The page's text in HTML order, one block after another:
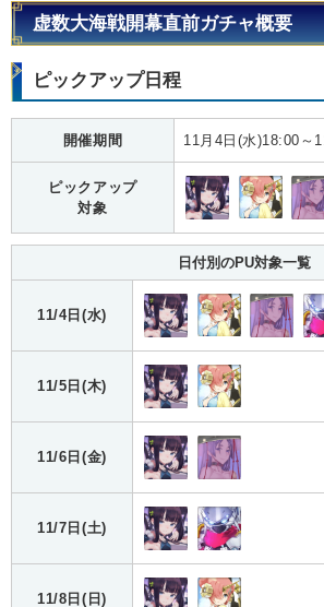
虚数大海戦開幕直前ガチャ概要
ピックアップ日程
開催期間 11月4日(水)18:00～
ピックアップ
対象
日付別のPU対象一覧
11/4日(水)
11/5日(木)
11/6日(金)
11/7日(土)
11/8日(日)